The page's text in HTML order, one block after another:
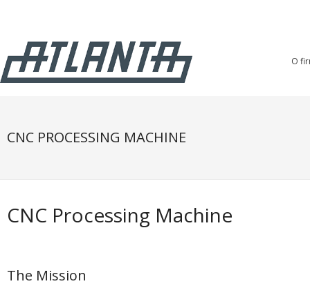
O
CNC PROCESSING MACHINE
CNC Processing Machine
The Mission